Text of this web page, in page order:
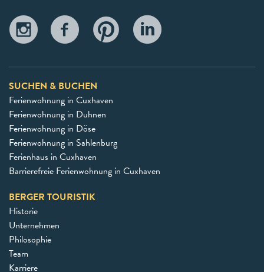
SUCHEN & BUCHEN
Ferienwohnung in Cuxhaven
Ferienwohnung in Duhnen
Ferienwohnung in Döse
Ferienwohnung in Sahlenburg
Ferienhaus in Cuxhaven
Barrierefreie Ferienwohnung in Cuxhaven
BERGER TOURISTIK
Historie
Unternehmen
Philosophie
Team
Karriere